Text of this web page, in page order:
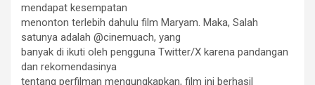
mendapat kesempatan
menonton terlebih dahulu film Maryam. Maka, Salah
satunya adalah @cinemuach, yang
banyak di ikuti oleh pengguna Twitter/X karena pandangan
dan rekomendasinya
tentang perfilman mengungkapkan, film ini berhasil